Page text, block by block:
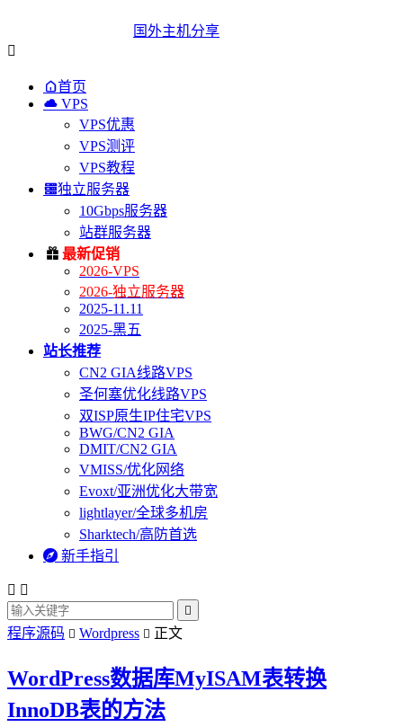
国外主机分享

首页
 VPS
VPS优惠
VPS测评
VPS教程
独立服务器
10Gbps服务器
站群服务器
 最新促销
2026-VPS
2026-独立服务器
2025-11.11
2025-黑五
站长推荐
CN2 GIA线路VPS
圣何塞优化线路VPS
双ISP原生IP住宅VPS
BWG/CN2 GIA
DMIT/CN2 GIA
VMISS/优化网络
Evoxt/亚洲优化大带宽
lightlayer/全球多机房
Sharktech/高防首选
 新手指引
 

程序源码  Wordpress  正文
WordPress数据库MyISAM表转换
InnoDB表的方法